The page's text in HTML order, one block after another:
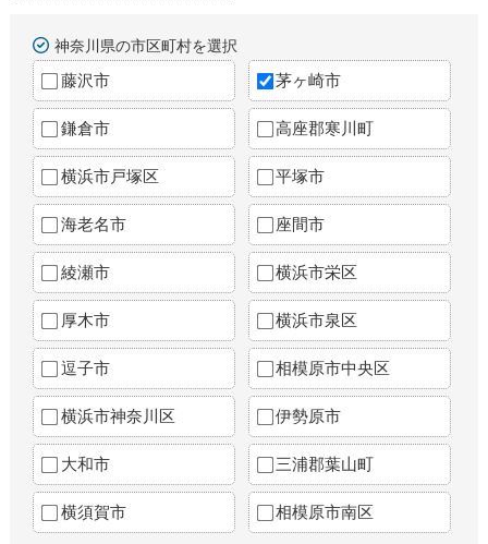
神奈川県の市区町村を選択
藤沢市 茅ヶ崎市
鎌倉市 高座郡寒川町
横浜市戸塚区 平塚市
海老名市 座間市
綾瀬市 横浜市栄区
厚木市 横浜市泉区
逗子市 相模原市中央区
横浜市神奈川区 伊勢原市
大和市 三浦郡葉山町
横須賀市 相模原市南区